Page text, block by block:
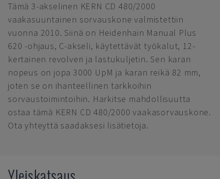
Tämä 3-akselinen KERN CD 480/2000
vaakasuuntainen sorvauskone valmistettiin
vuonna 2010. Siinä on Heidenhain Manual Plus
620 -ohjaus, C-akseli, käytettävät työkalut, 12-
kertainen revolveri ja lastukuljetin. Sen karan
nopeus on jopa 3000 UpM ja karan reikä 82 mm,
joten se on ihanteellinen tarkkoihin
sorvaustoimintoihin. Harkitse mahdollisuutta
ostaa tämä KERN CD 480/2000 vaakasorvauskone.
Ota yhteyttä saadaksesi lisätietoja.